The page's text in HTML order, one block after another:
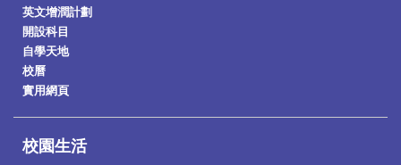
英文增潤計劃
開設科目
自學天地
校曆
實用網頁
校園生活